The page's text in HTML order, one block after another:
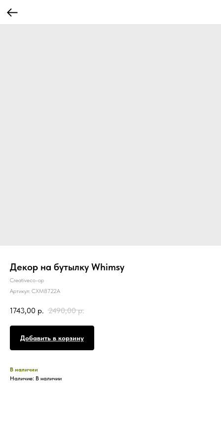
Декор на бутылку Whimsy
Creativeco-op
Артикул: CXM8722A
1743,00 р. 2490,00 р.
Добавить в корзину
В наличии
Наличие: В наличии